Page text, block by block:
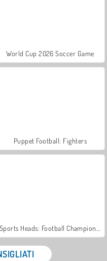
World Cup 2026 Soccer Game
Puppet Football: Fighters